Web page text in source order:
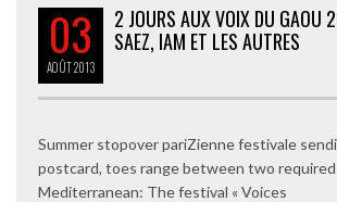
03
AOÛT2013
2 JOURS AUX VOIX DU GAOU
SAEZ, IAM ET LES AUTRES
Summer stopover pariZienne festivale
postcard, toes range between two
Mediterranean: The festival « Voices